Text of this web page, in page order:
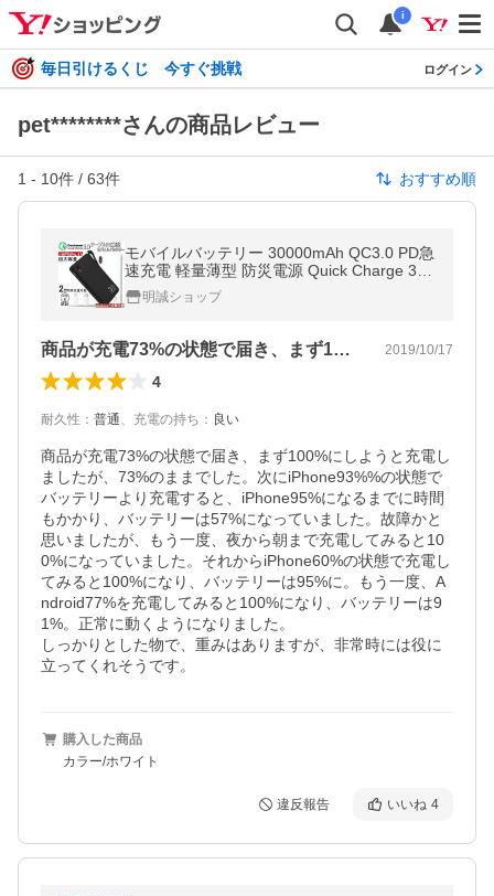
i
毎日引けるくじ 今すぐ挑戦 ログイン
pet********さんの商品レビュー
1 - 10件 / 63件 おすすめ順
モバイルバッテリー 30000mAh QC3.0 PD急
速充電 軽量薄型 防災電源 Quick Charge 3.0
iPhone17充電 iPhone/Type-Cコネクター付
【PL保険加入済み製品・安心】
明誠ショップ
商品が充電73%の状態で届き、まず10… 2019/10/17
4
耐久性 ： 普通、 充電の持ち ： 良い
商品が充電73%の状態で届き、まず100%にしようと充電し
ましたが、73%のままでした。次にiPhone93%%の状態で
バッテリーより充電すると、iPhone95%になるまでに時間
もかかり、バッテリーは57%になっていました。故障かと
思いましたが、もう一度、夜から朝まで充電してみると10
0%になっていました。それからiPhone60%の状態で充電し
てみると100%になり、バッテリーは95%に。もう一度、A
ndroid77%を充電してみると100%になり、バッテリーは9
1%。正常に動くようになりました。
しっかりとした物で、重みはありますが、非常時には役に
立ってくれそうです。
購入した商品
カラー/ホワイト
違反報告 いいね 4